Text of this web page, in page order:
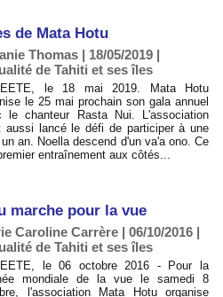
de Mata Hotu
Thomas | 18/05/2019 |
de Tahiti et ses îles
le 18 mai 2019. Mata Hotu
le 25 mai prochain son gala annuel
le chanteur Rasta Nui. L'association
aussi lancé le défi de participer à une
an. Noella descend d'un va'a ono. Ce
entraînement aux côtés...
marche pour la vue
Caroline Carrère | 06/10/2016 |
de Tahiti et ses îles
le 06 octobre 2016 - Pour la
mondiale de la vue le samedi 8
l'association Mata Hotu organise